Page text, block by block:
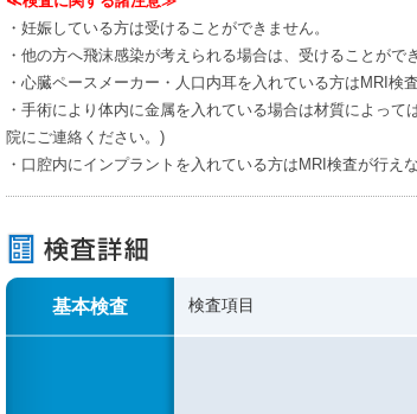
・妊娠している方は受けることができません。
・他の方へ飛沫感染が考えられる場合は、受けることがで
・心臓ペースメーカー・人口内耳を入れている方はMRI検
・手術により体内に金属を入れている場合は材質によっ
院にご連絡ください。)
・口腔内にインプラントを入れている方はMRI検査が行
基本検査 検査項目